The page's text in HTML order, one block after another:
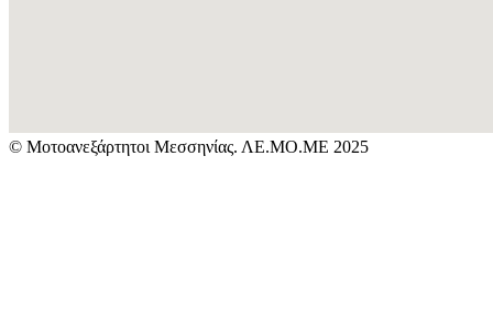
© Μοτοανεξάρτητοι Μεσσηνίας. ΛΕ.ΜΟ.ΜΕ 2025